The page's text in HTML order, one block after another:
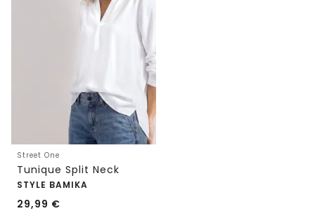
Street One
Tunique Split Neck
STYLE BAMIKA
29,99 €